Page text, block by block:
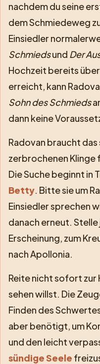
nachdem du seine
dem Schmiedeweg
Einsiedler
Schmiedsund Der
Hochzeit bereits
erreicht, kann
Sohn des Schmieds
dann keine
Radovan braucht
zerbrochenen Klinge
Die Suche beginnt in
Betty. Bitte sie um
Einsiedler sprechen
danach erneut. Stelle
Erscheinung, zum
nach Apollonia.
Reite nicht sofort zur
sehen willst. Die
Finden des
aber benötigt, um
und den leicht
sündige Seele